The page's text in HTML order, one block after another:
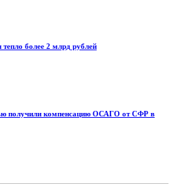
тепло более 2 млрд рублей
получили компенсацию ОСАГО от СФР в